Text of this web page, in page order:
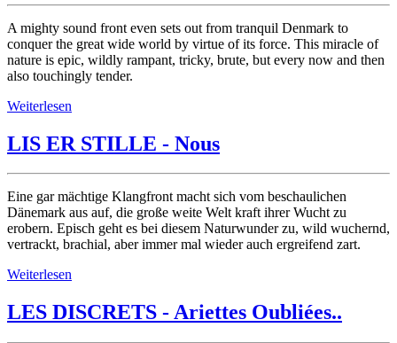
A mighty sound front even sets out from tranquil Denmark to
conquer the great wide world by virtue of its force. This miracle of
nature is epic, wildly rampant, tricky, brute, but every now and then
also touchingly tender.
Weiterlesen
LIS ER STILLE - Nous
Eine gar mächtige Klangfront macht sich vom beschaulichen
Dänemark aus auf, die große weite Welt kraft ihrer Wucht zu
erobern. Episch geht es bei diesem Naturwunder zu, wild wuchernd,
vertrackt, brachial, aber immer mal wieder auch ergreifend zart.
Weiterlesen
LES DISCRETS - Ariettes Oubliées..